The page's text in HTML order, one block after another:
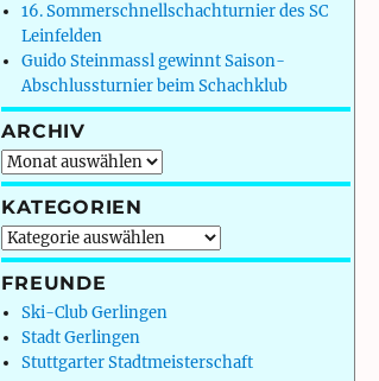
16. Sommerschnellschachturnier des SC
Leinfelden
Guido Steinmassl gewinnt Saison-
Abschlussturnier beim Schachklub
ARCHIV
Archiv
KATEGORIEN
Kategorien
FREUNDE
Ski-Club Gerlingen
Stadt Gerlingen
Stuttgarter Stadtmeisterschaft